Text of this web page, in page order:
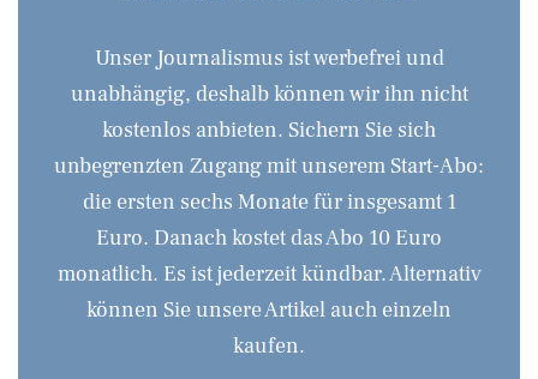
Unser Journalismus ist werbefrei und
unabhängig, deshalb können wir ihn nicht
kostenlos anbieten. Sichern Sie sich
unbegrenzten Zugang mit unserem Start-Abo:
die ersten sechs Monate für insgesamt 1
Euro. Danach kostet das Abo 10 Euro
monatlich. Es ist jederzeit kündbar. Alternativ
können Sie unsere Artikel auch einzeln
kaufen.